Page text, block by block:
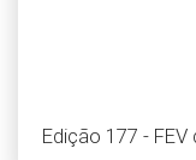
Edição 177 - FEV